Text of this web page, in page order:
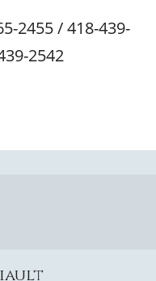
2455 / 418-439-
2542